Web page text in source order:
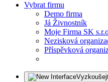
Vybrat firmu
Demo firma
Já Živnostník
Moje Firma SK
Nezisková
Příspěvková